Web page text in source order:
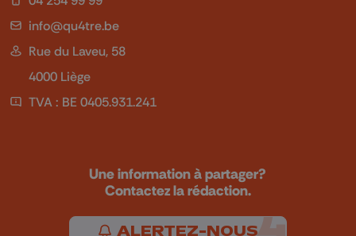
info@qu4tre.be
Rue du Laveu, 58
4000 Liège
TVA : BE 0405.931.241
Une information à partager?
Contactez la rédaction.
ALERTEZ-NOUS